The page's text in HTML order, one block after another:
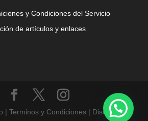
y Condiciones del Servicio
de artículos y enlaces
| Terminos y Condiciones | Diseñado